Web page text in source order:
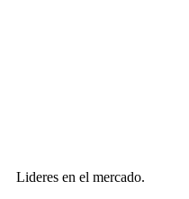
Lideres en el mercado.